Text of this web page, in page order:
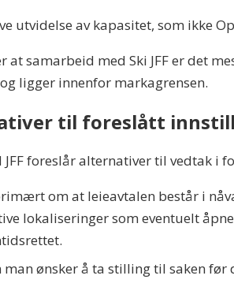
utvidelse av kapasitet, som ikke
at samarbeid med Ski JFF er det
ligger innenfor markagrensen.
til foreslått
foreslår alternativer til vedtak i
om at leieavtalen består i
lokaliseringer som eventuelt
man ønsker å ta stilling til saken